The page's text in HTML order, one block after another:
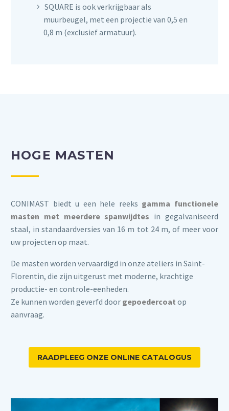
SQUARE is ook verkrijgbaar als
muurbeugel, met een projectie van 0,5 en
0,8 m (exclusief armatuur).
HOGE MASTEN
CONIMAST biedt u een hele reeks gamma functionele
masten met meerdere spanwijdtes in gegalvaniseerd
staal, in standaardversies van 16 m tot 24 m, of meer voor
uw projecten op maat.
De masten worden vervaardigd in onze ateliers in Saint-
Florentin, die zijn uitgerust met moderne, krachtige
productie- en controle-eenheden.
Ze kunnen worden geverfd door gepoedercoat op
aanvraag.
RAADPLEEG ONZE ONLINE CATALOGUS